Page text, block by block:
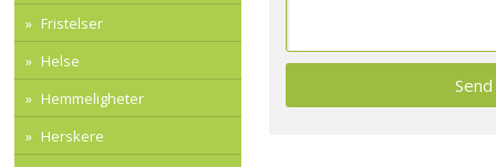
Fristelser
Helse
Hemmeligheter
Herskere